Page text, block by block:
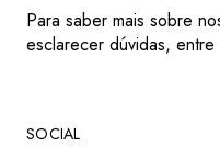
Para saber mais sobre
esclarecer dúvidas, entre
SOCIAL